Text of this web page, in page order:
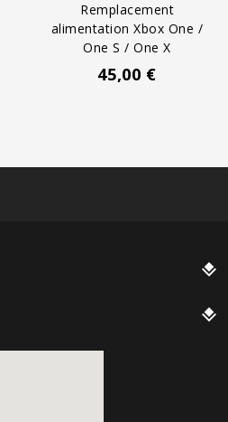
Remplacement
alimentation Xbox One /
One S / One X
Prix
45,00 €